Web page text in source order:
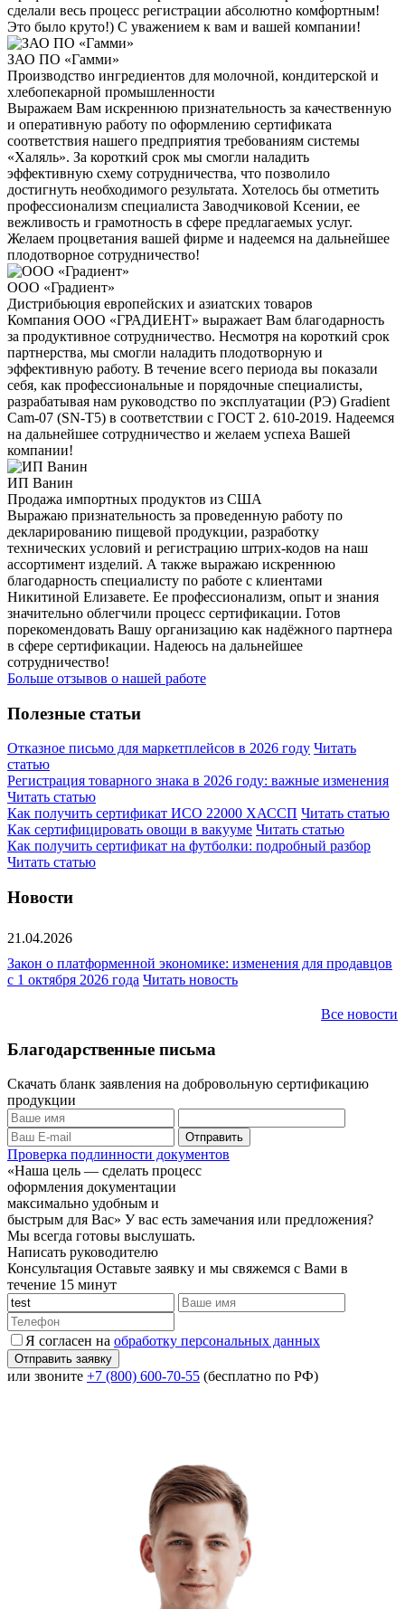
сделали весь процесс регистрации абсолютно комфортным!
Это было круто!) С уважением к вам и вашей компании!
ЗАО ПО «Гамми»
Производство ингредиентов для молочной, кондитерской и
хлебопекарной промышленности
Выражаем Вам искреннюю признательность за качественную
и оперативную работу по оформлению сертификата
соответствия нашего предприятия требованиям системы
«Халяль». За короткий срок мы смогли наладить
эффективную схему сотрудничества, что позволило
достигнуть необходимого результата. Хотелось бы отметить
профессионализм специалиста Заводчиковой Ксении, ее
вежливость и грамотность в сфере предлагаемых услуг.
Желаем процветания вашей фирме и надеемся на дальнейшее
плодотворное сотрудничество!
ООО «Градиент»
Дистрибьюция европейских и азиатских товаров
Компания ООО «ГРАДИЕНТ» выражает Вам благодарность
за продуктивное сотрудничество. Несмотря на короткий срок
партнерства, мы смогли наладить плодотворную и
эффективную работу. В течение всего периода вы показали
себя, как профессиональные и порядочные специалисты,
разрабатывая нам руководство по эксплуатации (РЭ) Gradient
Cam-07 (SN-T5) в соответствии с ГОСТ 2. 610-2019. Надеемся
на дальнейшее сотрудничество и желаем успеха Вашей
компании!
ИП Ванин
Продажа импортных продуктов из США
Выражаю признательность за проведенную работу по
декларированию пищевой продукции, разработку
технических условий и регистрацию штрих-кодов на наш
ассортимент изделий. А также выражаю искреннюю
благодарность специалисту по работе с клиентами
Никитиной Елизавете. Ее профессионализм, опыт и знания
значительно облегчили процесс сертификации. Готов
порекомендовать Вашу организацию как надёжного партнера
в сфере сертификации. Надеюсь на дальнейшее
сотрудничество!
Больше отзывов о нашей работе
Полезные статьи
Отказное письмо для маркетплейсов в 2026 году Читать
статью
Регистрация товарного знака в 2026 году: важные изменения
Читать статью
Как получить сертификат ИСО 22000 ХАССП Читать статью
Как сертифицировать овощи в вакууме Читать статью
Как получить сертификат на футболки: подробный разбор
Читать статью
Новости
21.04.2026
Закон о платформенной экономике: изменения для продавцов
с 1 октября 2026 года Читать новость
Все новости
Благодарственные письма
Скачать бланк заявления на добровольную сертификацию
продукции
Проверка подлинности документов
«Наша цель — сделать процесс
оформления документации
максимально удобным и
быстрым для Вас» У вас есть замечания или предложения?
Мы всегда готовы выслушать.
Написать руководителю
Консультация Оставьте заявку и мы свяжемся с Вами в
течение 15 минут
Я согласен на обработку персональных данных
или звоните +7 (800) 600-70-55 (бесплатно по РФ)